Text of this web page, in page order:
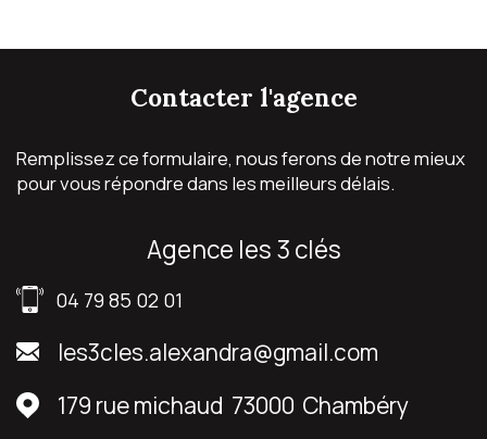
contacter l'agence
Remplissez ce formulaire, nous ferons de notre mieux
pour vous répondre dans les meilleurs délais.
agence les 3 clés
04 79 85 02 01
les3cles.alexandra@gmail.com
179 rue michaud 73000 Chambéry